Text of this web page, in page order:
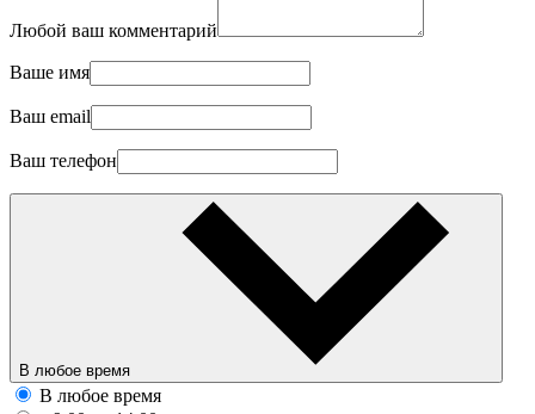
Любой ваш комментарий
Ваше имя
Ваш email
Ваш телефон
В любое время
В любое время